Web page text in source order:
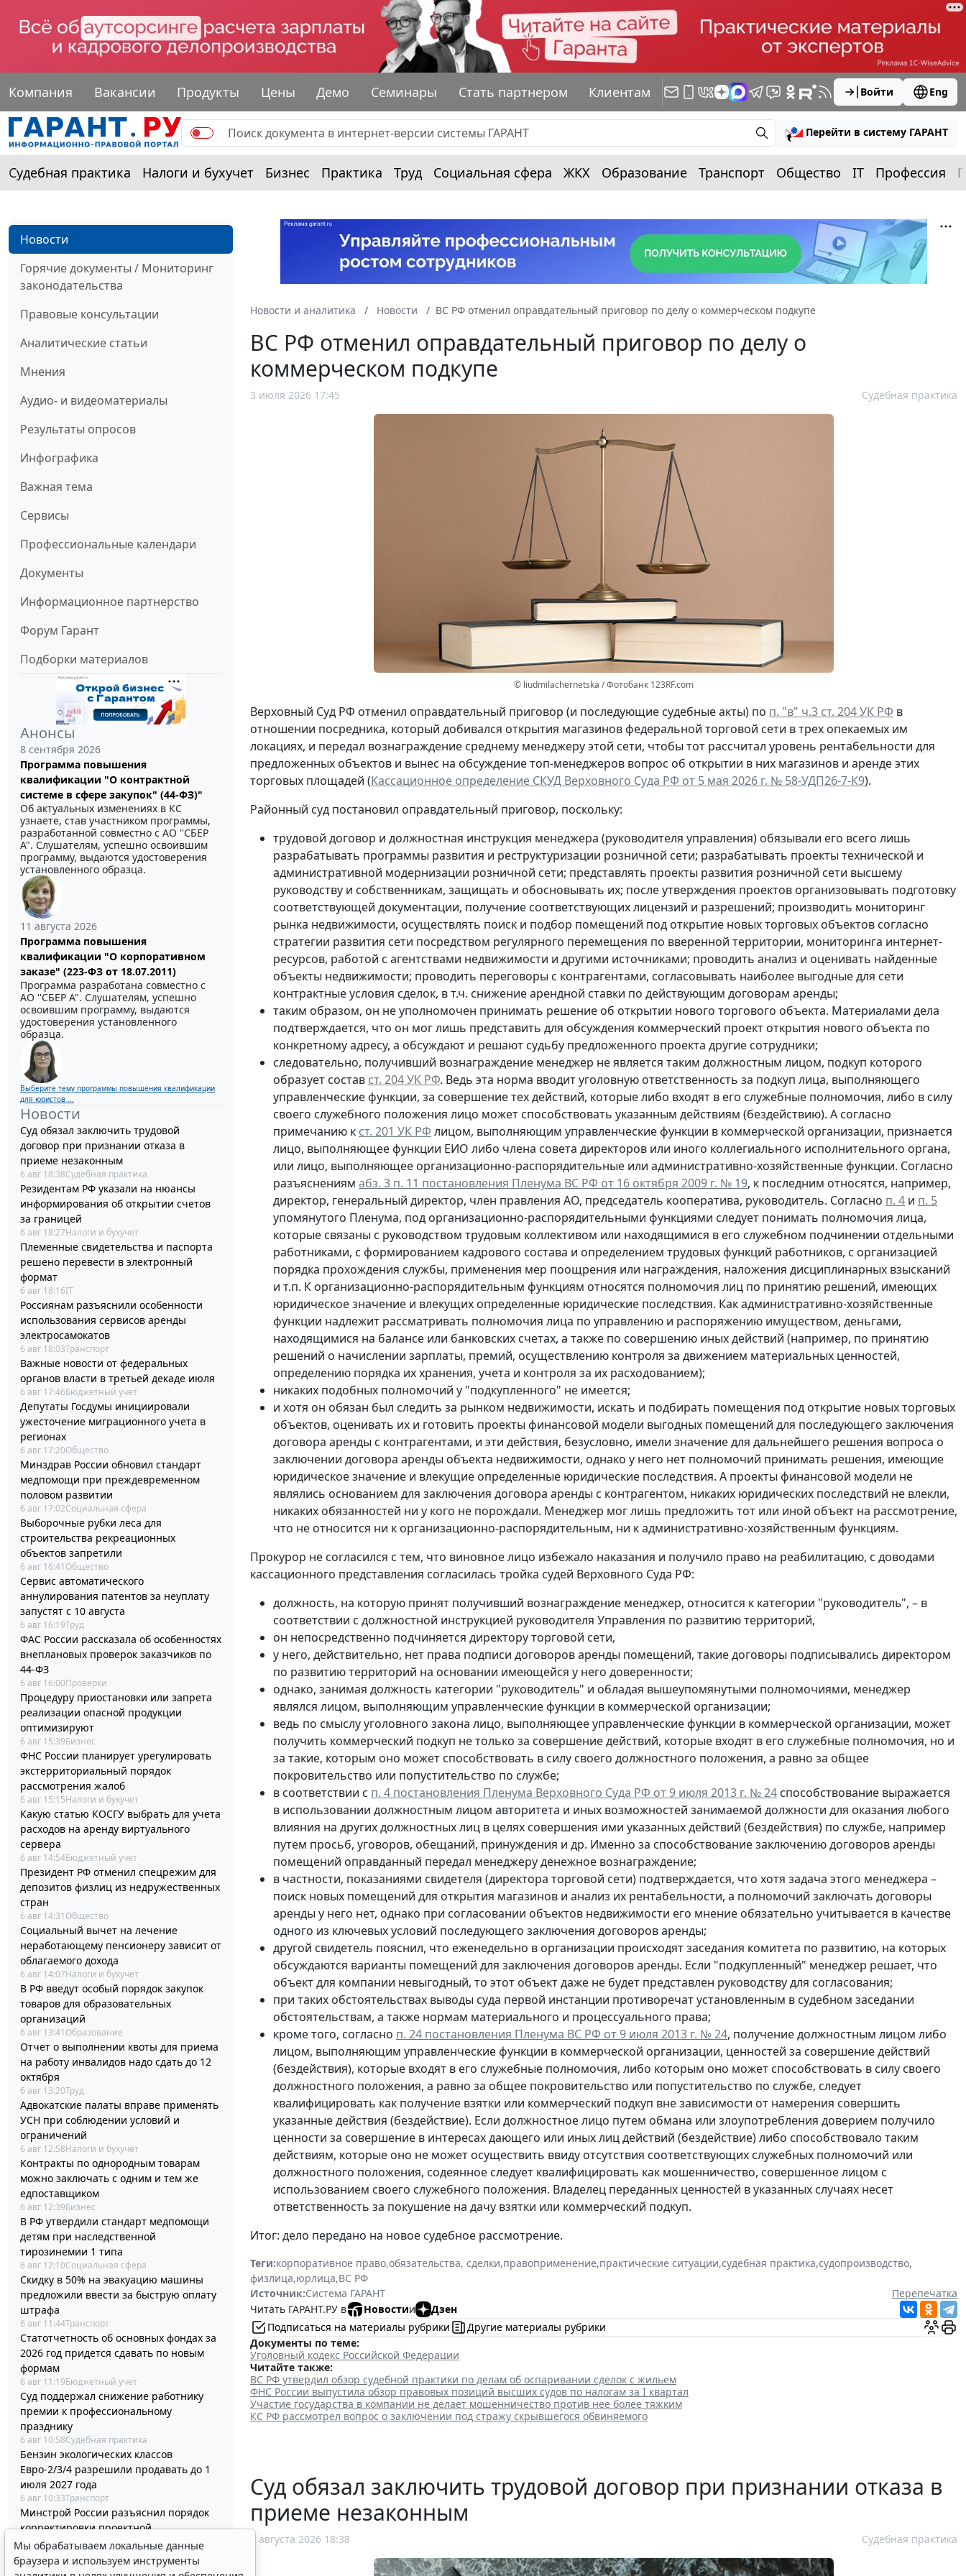
Компания Вакансии Продукты Цены Демо Семинары Стать партнером Клиентам Войти Eng
Перейти в систему ГАРАНТ
Судебная практика Налоги и бухучет Бизнес Практика Труд Социальная сфера ЖКХ Образование Транспорт Общество IT Профессия
Новости
Горячие документы / Мониторинг
законодательства
Правовые консультации
Аналитические статьи
Мнения
Аудио- и видеоматериалы
Результаты опросов
Инфографика
Важная тема
Сервисы
Профессиональные календари
Документы
Информационное партнерство
Форум Гарант
Подборки материалов
Анонсы
8 сентября 2026
Программа повышения
квалификации "О контрактной
системе в сфере закупок" (44-ФЗ)"
Об актуальных изменениях в КС
узнаете, став участником программы,
разработанной совместно с АО ''СБЕР
А". Слушателям, успешно освоившим
программу, выдаются удостоверения
установленного образца.
11 августа 2026
Программа повышения
квалификации "О корпоративном
заказе" (223-ФЗ от 18.07.2011)
Программа разработана совместно с
АО ''СБЕР А". Слушателям, успешно
освоившим программу, выдаются
удостоверения установленного
образца.
Выберите тему программы повышения квалификации
для юристов ...
Новости
Суд обязал заключить трудовой
договор при признании отказа в
приеме незаконным
6 авг 18:38Судебная практика
Резидентам РФ указали на нюансы
информирования об открытии счетов
за границей
6 авг 18:27Налоги и бухучет
Племенные свидетельства и паспорта
решено перевести в электронный
формат
6 авг 18:16IT
Россиянам разъяснили особенности
использования сервисов аренды
электросамокатов
6 авг 18:03Транспорт
Важные новости от федеральных
органов власти в третьей декаде июля
6 авг 17:46Бюджетный учет
Депутаты Госдумы инициировали
ужесточение миграционного учета в
регионах
6 авг 17:20Общество
Минздрав России обновил стандарт
медпомощи при преждевременном
половом развитии
6 авг 17:02Социальная сфера
Выборочные рубки леса для
строительства рекреационных
объектов запретили
6 авг 16:41 Общество
Сервис автоматического
аннулирования патентов за неуплату
запустят с 10 августа
6 авг 16:19Труд
ФАС России рассказала об особенностях
внеплановых проверок заказчиков по
44-ФЗ
6 авг 16:00Проверки
Процедуру приостановки или запрета
реализации опасной продукции
оптимизируют
6 авг 15:39Бизнес
ФНС России планирует урегулировать
экстерриториальный порядок
рассмотрения жалоб
6 авг 15:15Налоги и бухучет
Какую статью КОСГУ выбрать для учета
расходов на аренду виртуального
сервера
6 авг 14:54Бюджетный учет
Президент РФ отменил спецрежим для
депозитов физлиц из недружественных
стран
6 авг 14:31 Общество
Социальный вычет на лечение
неработающему пенсионеру зависит от
облагаемого дохода
6 авг 14:07Налоги и бухучет
В РФ введут особый порядок закупок
товаров для образовательных
организаций
6 авг 13:41 Образование
Отчет о выполнении квоты для приема
на работу инвалидов надо сдать до 12
октября
6 авг 13:20Труд
Адвокатские палаты вправе применять
УСН при соблюдении условий и
ограничений
6 авг 12:58Налоги и бухучет
Контракты по однородным товарам
можно заключать с одним и тем же
едпоставщиком
6 авг 12:39Бизнес
В РФ утвердили стандарт медпомощи
детям при наследственной
тирозинемии 1 типа
6 авг 12:10Социальная сфера
Скидку в 50% на эвакуацию машины
предложили ввести за быструю оплату
штрафа
6 авг 11:44Транспорт
Статотчетность об основных фондах за
2026 год придется сдавать по новым
формам
6 авг 11:19Бюджетный учет
Суд поддержал снижение работнику
премии к профессиональному
празднику
6 авг 10:58Судебная практика
Бензин экологических классов
Евро-2/3/4 разрешили продавать до 1
июля 2027 года
6 авг 10:33Транспорт
Минстрой России разъяснил порядок
корректировки проектной
документации и сметы
6 авг 10:04Бизнес
Вступил в силу стандарт медицинской
Новости и аналитика Новости ВС РФ отменил оправдательный приговор по делу о коммерческом подкупе
ВС РФ отменил оправдательный приговор по делу о
коммерческом подкупе
3 июля 2026 17:45 Судебная практика
© liudmilachernetska / Фотобанк 123RF.com
Верховный Суд РФ отменил оправдательный приговор (и последующие судебные акты) по п. "в" ч.3 ст. 204 УК РФ в
отношении посредника, который добивался открытия магазинов федеральной торговой сети в трех опекаемых им
локациях, и передал вознаграждение среднему менеджеру этой сети, чтобы тот рассчитал уровень рентабельности для
предложенных объектов и вынес на обсуждение топ-менеджеров вопрос об открытии в них магазинов и аренде этих
торговых площадей (Кассационное определение СКУД Верховного Суда РФ от 5 мая 2026 г. № 58-УДП26-7-К9).
Районный суд постановил оправдательный приговор, поскольку:
трудовой договор и должностная инструкция менеджера (руководителя управления) обязывали его всего лишь
разрабатывать программы развития и реструктуризации розничной сети; разрабатывать проекты технической и
административной модернизации розничной сети; представлять проекты развития розничной сети высшему
руководству и собственникам, защищать и обосновывать их; после утверждения проектов организовывать подготовку
соответствующей документации, получение соответствующих лицензий и разрешений; производить мониторинг
рынка недвижимости, осуществлять поиск и подбор помещений под открытие новых торговых объектов согласно
стратегии развития сети посредством регулярного перемещения по вверенной территории, мониторинга интернет-
ресурсов, работой с агентствами недвижимости и другими источниками; проводить анализ и оценивать найденные
объекты недвижимости; проводить переговоры с контрагентами, согласовывать наиболее выгодные для сети
контрактные условия сделок, в т.ч. снижение арендной ставки по действующим договорам аренды;
таким образом, он не уполномочен принимать решение об открытии нового торгового объекта. Материалами дела
подтверждается, что он мог лишь представить для обсуждения коммерческий проект открытия нового объекта по
конкретному адресу, а обсуждают и решают судьбу предложенного проекта другие сотрудники;
следовательно, получивший вознаграждение менеджер не является таким должностным лицом, подкуп которого
образует состав ст. 204 УК РФ. Ведь эта норма вводит уголовную ответственность за подкуп лица, выполняющего
управленческие функции, за совершение тех действий, которые либо входят в его служебные полномочия, либо в силу
своего служебного положения лицо может способствовать указанным действиям (бездействию). А согласно
примечанию к ст. 201 УК РФ лицом, выполняющим управленческие функции в коммерческой организации, признается
лицо, выполняющее функции ЕИО либо члена совета директоров или иного коллегиального исполнительного органа,
или лицо, выполняющее организационно-распорядительные или административно-хозяйственные функции. Согласно
разъяснениям абз. 3 п. 11 постановления Пленума ВС РФ от 16 октября 2009 г. № 19, к последним относятся, например,
директор, генеральный директор, член правления АО, председатель кооператива, руководитель. Согласно п. 4 и п. 5
упомянутого Пленума, под организационно-распорядительными функциями следует понимать полномочия лица,
которые связаны с руководством трудовым коллективом или находящимися в его служебном подчинении отдельными
работниками, с формированием кадрового состава и определением трудовых функций работников, с организацией
порядка прохождения службы, применения мер поощрения или награждения, наложения дисциплинарных взысканий
и т.п. К организационно-распорядительным функциям относятся полномочия лиц по принятию решений, имеющих
юридическое значение и влекущих определенные юридические последствия. Как административно-хозяйственные
функции надлежит рассматривать полномочия лица по управлению и распоряжению имуществом, деньгами,
находящимися на балансе или банковских счетах, а также по совершению иных действий (например, по принятию
решений о начислении зарплаты, премий, осуществлению контроля за движением материальных ценностей,
определению порядка их хранения, учета и контроля за их расходованием);
никаких подобных полномочий у "подкупленного" не имеется;
и хотя он обязан был следить за рынком недвижимости, искать и подбирать помещения под открытие новых торговых
объектов, оценивать их и готовить проекты финансовой модели выгодных помещений для последующего заключения
договора аренды с контрагентами, и эти действия, безусловно, имели значение для дальнейшего решения вопроса о
заключении договора аренды объекта недвижимости, однако у него нет полномочий принимать решения, имеющие
юридическое значение и влекущие определенные юридические последствия. А проекты финансовой модели не
являлись основанием для заключения договора аренды с контрагентом, никаких юридических последствий не влекли,
никаких обязанностей ни у кого не порождали. Менеджер мог лишь предложить тот или иной объект на рассмотрение,
что не относится ни к организационно-распорядительным, ни к административно-хозяйственным функциям.
Прокурор не согласился с тем, что виновное лицо избежало наказания и получило право на реабилитацию, с доводами
кассационного представления согласилась тройка судей Верховного Суда РФ:
должность, на которую принят получивший вознаграждение менеджер, относится к категории "руководитель", – в
соответствии с должностной инструкцией руководителя Управления по развитию территорий,
он непосредственно подчиняется директору торговой сети,
у него, действительно, нет права подписи договоров аренды помещений, такие договоры подписывались директором
по развитию территорий на основании имеющейся у него доверенности;
однако, занимая должность категории "руководитель" и обладая вышеупомянутыми полномочиями, менеджер
являлся лицом, выполняющим управленческие функции в коммерческой организации;
ведь по смыслу уголовного закона лицо, выполняющее управленческие функции в коммерческой организации, может
получить коммерческий подкуп не только за совершение действий, которые входят в его служебные полномочия, но и
за такие, которым оно может способствовать в силу своего должностного положения, а равно за общее
покровительство или попустительство по службе;
в соответствии с п. 4 постановления Пленума Верховного Суда РФ от 9 июля 2013 г. № 24 способствование выражается
в использовании должностным лицом авторитета и иных возможностей занимаемой должности для оказания любого
влияния на других должностных лиц в целях совершения ими указанных действий (бездействия) по службе, например
путем просьб, уговоров, обещаний, принуждения и др. Именно за способствование заключению договоров аренды
помещений оправданный передал менеджеру денежное вознаграждение;
в частности, показаниями свидетеля (директора торговой сети) подтверждается, что хотя задача этого менеджера –
поиск новых помещений для открытия магазинов и анализ их рентабельности, а полномочий заключать договоры
аренды у него нет, однако при согласовании объектов недвижимости его мнение обязательно учитывается в качестве
одного из ключевыхусловий последующего заключения договоров аренды;
другой свидетель пояснил, что еженедельно в организации происходят заседания комитета по развитию, на которых
обсуждаются варианты помещений для заключения договоров аренды. Если "подкупленный" менеджер решает, что
объект для компании невыгодный, то этот объект даже не будет представлен руководству для согласования;
при таких обстоятельствах выводы суда первой инстанции противоречат установленным в судебном заседании
обстоятельствам, а также нормам материального и процессуального права;
кроме того, согласно п. 24 постановления Пленума ВС РФ от 9 июля 2013 г. № 24, получение должностным лицом либо
лицом, выполняющим управленческие функции в коммерческой организации, ценностей за совершение действий
(бездействия), которые входят в его служебные полномочия, либо которым оно может способствовать в силу своего
должностного положения, а равно за общее покровительство или попустительство по службе, следует
квалифицировать как получение взятки или коммерческий подкуп вне зависимости от намерения совершить
указанные действия (бездействие). Если должностное лицо путем обмана или злоупотребления доверием получило
ценности за совершение в интересах дающего или иных лиц действий (бездействие) либо способствовало таким
действиям, которые оно не может осуществить ввиду отсутствия соответствующих служебных полномочий или
должностного положения, содеянное следует квалифицировать как мошенничество, совершенное лицом с
использованием своего служебного положения. Владелец переданных ценностей в указанных случаях несет
ответственность за покушение на дачу взятки или коммерческий подкуп.
Итог: дело передано на новое судебное рассмотрение.
Теги:корпоративное право,обязательства, сделки,правоприменение,практические ситуации,судебная практика,судопроизводство,
физлица,юрлица,ВС РФ
Источник:Система ГАРАНТ
Перепечатка
Читать ГАРАНТ.РУ в
Новостии
Дзен
Подписаться на материалы рубрики
Другие материалы рубрики
Документы по теме:
Уголовный кодекс Российской Федерации
Читайте также:
ВС РФ утвердил обзор судебной практики по делам об оспаривании сделок с жильем
ФНС России выпустила обзор правовых позиций высших судов по налогам за I квартал
Участие государства в компании не делает мошенничество против нее более тяжким
КС РФ рассмотрел вопрос о заключении под стражу скрывшегося обвиняемого
Суд обязал заключить трудовой договор при признании отказа в
приеме незаконным
6 августа 2026 18:38 Судебная практика
Мы обрабатываем локальные данные
браузера и используем инструменты